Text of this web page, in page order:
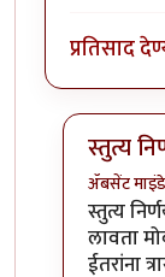
प्रतिसाद
स्तुत्य
ॲबसेंट
In reply
स्तुत्य
लावता
ईतरांना